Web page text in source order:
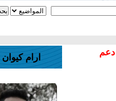
دعم
ارام كيوان